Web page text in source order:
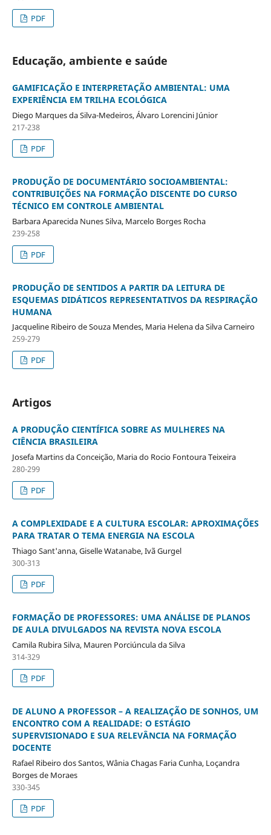
PDF
Educação, ambiente e saúde
GAMIFICAÇÃO E INTERPRETAÇÃO AMBIENTAL: UMA
EXPERIÊNCIA EM TRILHA ECOLÓGICA
Diego Marques da Silva-Medeiros, Álvaro Lorencini Júnior
217-238
PDF
PRODUÇÃO DE DOCUMENTÁRIO SOCIOAMBIENTAL:
CONTRIBUIÇÕES NA FORMAÇÃO DISCENTE DO CURSO
TÉCNICO EM CONTROLE AMBIENTAL
Barbara Aparecida Nunes Silva, Marcelo Borges Rocha
239-258
PDF
PRODUÇÃO DE SENTIDOS A PARTIR DA LEITURA DE
ESQUEMAS DIDÁTICOS REPRESENTATIVOS DA RESPIRAÇÃO
HUMANA
Jacqueline Ribeiro de Souza Mendes, Maria Helena da Silva Carneiro
259-279
PDF
Artigos
A PRODUÇÃO CIENTÍFICA SOBRE AS MULHERES NA
CIÊNCIA BRASILEIRA
Josefa Martins da Conceição, Maria do Rocio Fontoura Teixeira
280-299
PDF
A COMPLEXIDADE E A CULTURA ESCOLAR: APROXIMAÇÕES
PARA TRATAR O TEMA ENERGIA NA ESCOLA
Thiago Sant'anna, Giselle Watanabe, Ivã Gurgel
300-313
PDF
FORMAÇÃO DE PROFESSORES: UMA ANÁLISE DE PLANOS
DE AULA DIVULGADOS NA REVISTA NOVA ESCOLA
Camila Rubira Silva, Mauren Porciúncula da Silva
314-329
PDF
DE ALUNO A PROFESSOR – A REALIZAÇÃO DE SONHOS, UM
ENCONTRO COM A REALIDADE: O ESTÁGIO
SUPERVISIONADO E SUA RELEVÂNCIA NA FORMAÇÃO
DOCENTE
Rafael Ribeiro dos Santos, Wânia Chagas Faria Cunha, Loçandra
Borges de Moraes
330-345
PDF